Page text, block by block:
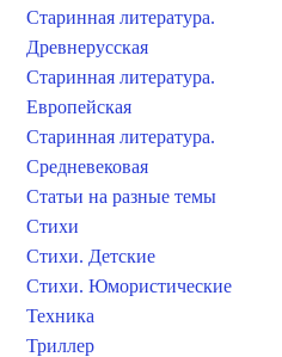
Старинная литература.
Древнерусская
Старинная литература.
Европейская
Старинная литература.
Средневековая
Статьи на разные темы
Стихи
Стихи. Детские
Стихи. Юмористические
Техника
Триллер